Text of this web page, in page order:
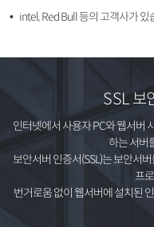
intel, Red Bull 등의 고객사가 있
SSL 보
인터넷에서 사용자 PC와 웹서버
하는 서버
보안서버 인증서(SSL)는 보안서
프
번거로움 없이 웹서버에 설치된